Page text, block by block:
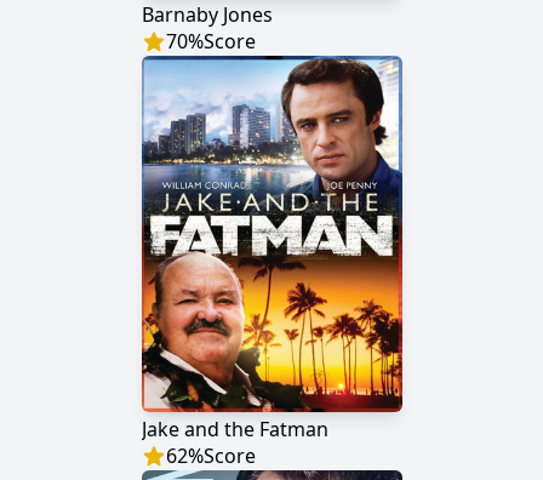
Barnaby Jones
70%Score
Jake and the Fatman
62%Score